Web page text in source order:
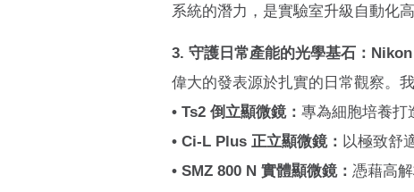
系統的潛力，是實驗室升級自動化
3. 守護日常產能的光學基石：
偉大的發表源於扎實的日常觀察。
• Ts2 倒立顯微鏡：專為細胞培養打
• Ci-L Plus 正立顯微鏡： 以極致舒
• SMZ 800 N 實體顯微鏡： 憑藉高